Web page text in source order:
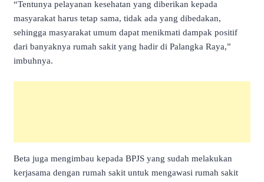
“Tentunya pelayanan kesehatan yang diberikan kepada
masyarakat harus tetap sama, tidak ada yang dibedakan,
sehingga masyarakat umum dapat menikmati dampak positif
dari banyaknya rumah sakit yang hadir di Palangka Raya,”
imbuhnya.
Beta juga mengimbau kepada BPJS yang sudah melakukan
kerjasama dengan rumah sakit untuk mengawasi rumah sakit